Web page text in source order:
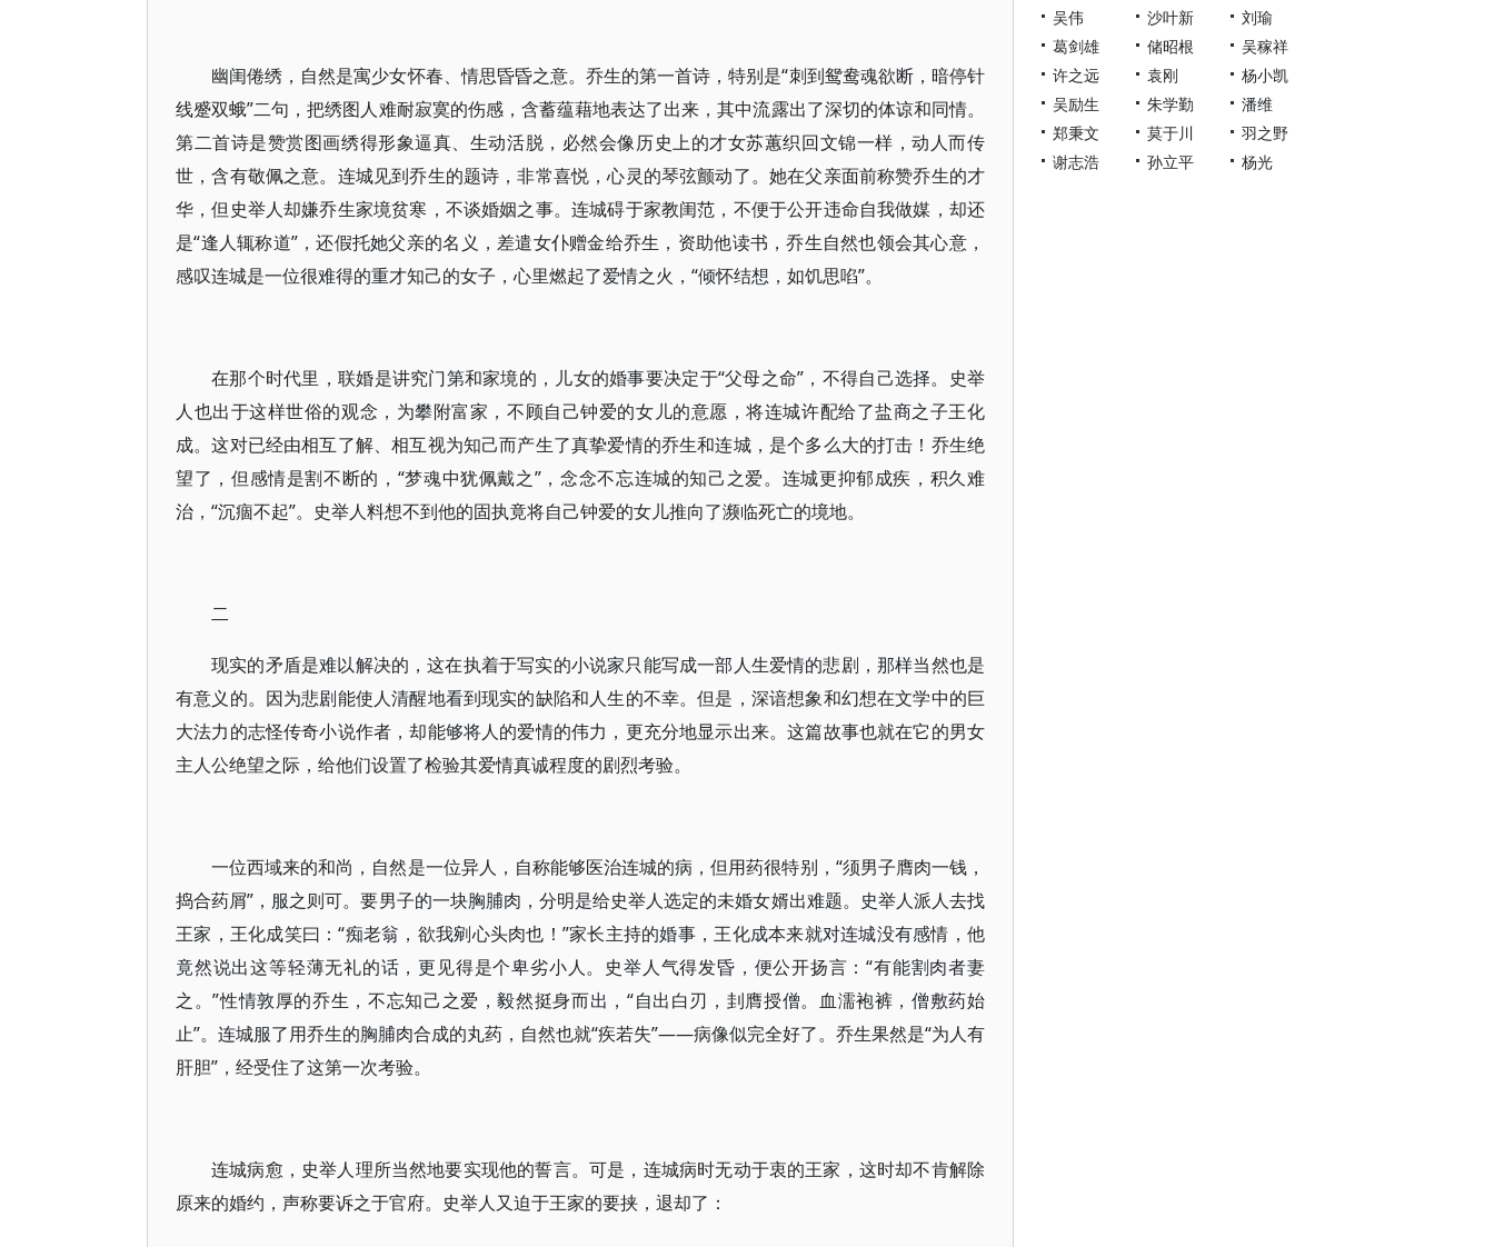
幽闺倦绣，自然是寓少女怀春、情思昏昏之意。乔生的第一首诗，特别是“刺到鸳鸯魂欲断，暗停针
线蹙双蛾”二句，把绣图人难耐寂寞的伤感，含蓄蕴藉地表达了出来，其中流露出了深切的体谅和同情。
第二首诗是赞赏图画绣得形象逼真、生动活脱，必然会像历史上的才女苏蕙织回文锦一样，动人而传
世，含有敬佩之意。连城见到乔生的题诗，非常喜悦，心灵的琴弦颤动了。她在父亲面前称赞乔生的才
华，但史举人却嫌乔生家境贫寒，不谈婚姻之事。连城碍于家教闺范，不便于公开违命自我做媒，却还
是“逢人辄称道”，还假托她父亲的名义，差遣女仆赠金给乔生，资助他读书，乔生自然也领会其心意，
感叹连城是一位很难得的重才知己的女子，心里燃起了爱情之火，“倾怀结想，如饥思啗”。
在那个时代里，联婚是讲究门第和家境的，儿女的婚事要决定于“父母之命”，不得自己选择。史举
人也出于这样世俗的观念，为攀附富家，不顾自己钟爱的女儿的意愿，将连城许配给了盐商之子王化
成。这对已经由相互了解、相互视为知己而产生了真挚爱情的乔生和连城，是个多么大的打击！乔生绝
望了，但感情是割不断的，“梦魂中犹佩戴之”，念念不忘连城的知己之爱。连城更抑郁成疾，积久难
治，“沉痼不起”。史举人料想不到他的固执竟将自己钟爱的女儿推向了濒临死亡的境地。
二
现实的矛盾是难以解决的，这在执着于写实的小说家只能写成一部人生爱情的悲剧，那样当然也是
有意义的。因为悲剧能使人清醒地看到现实的缺陷和人生的不幸。但是，深谙想象和幻想在文学中的巨
大法力的志怪传奇小说作者，却能够将人的爱情的伟力，更充分地显示出来。这篇故事也就在它的男女
主人公绝望之际，给他们设置了检验其爱情真诚程度的剧烈考验。
一位西域来的和尚，自然是一位异人，自称能够医治连城的病，但用药很特别，“须男子膺肉一钱，
捣合药屑”，服之则可。要男子的一块胸脯肉，分明是给史举人选定的未婚女婿出难题。史举人派人去找
王家，王化成笑曰：“痴老翁，欲我剜心头肉也！”家长主持的婚事，王化成本来就对连城没有感情，他
竟然说出这等轻薄无礼的话，更见得是个卑劣小人。史举人气得发昏，便公开扬言：“有能割肉者妻
之。”性情敦厚的乔生，不忘知己之爱，毅然挺身而出，“自出白刃，刲膺授僧。血濡袍裤，僧敷药始
止”。连城服了用乔生的胸脯肉合成的丸药，自然也就“疾若失”——病像似完全好了。乔生果然是“为人有
肝胆”，经受住了这第一次考验。
连城病愈，史举人理所当然地要实现他的誓言。可是，连城病时无动于衷的王家，这时却不肯解除
原来的婚约，声称要诉之于官府。史举人又迫于王家的要挟，退却了：
吴伟
沙叶新
刘瑜
葛剑雄
储昭根
吴稼祥
许之远
袁刚
杨小凯
吴励生
朱学勤
潘维
郑秉文
莫于川
羽之野
谢志浩
孙立平 杨光